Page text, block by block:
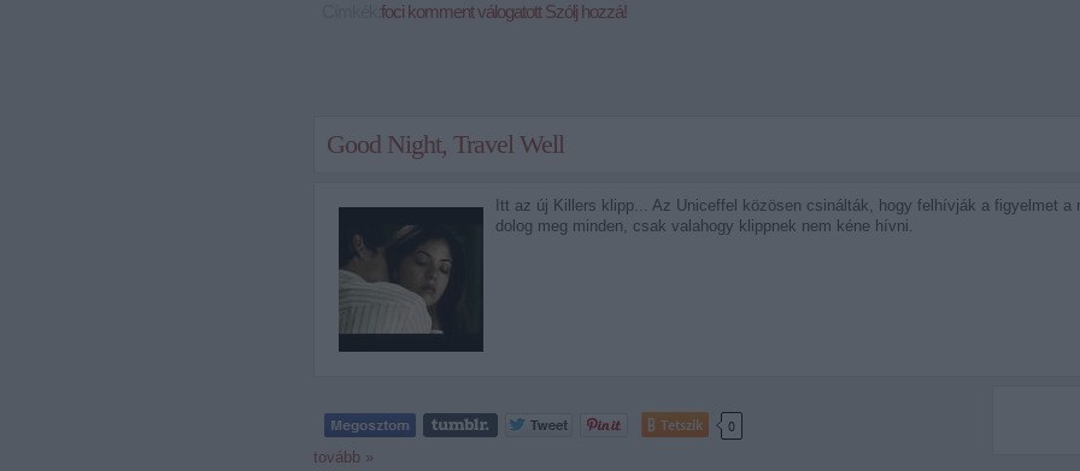
foci kommentválogatott Szólj hozzá!
Good Night, Travel Well
Itt az új Killers klipp... Az Uniceffel közösen csinálták, hogy felhívják a figyelmet a
dolog meg minden, csak valahogy klippnek nem kéne hívni.
Tetszik 0
tovább »